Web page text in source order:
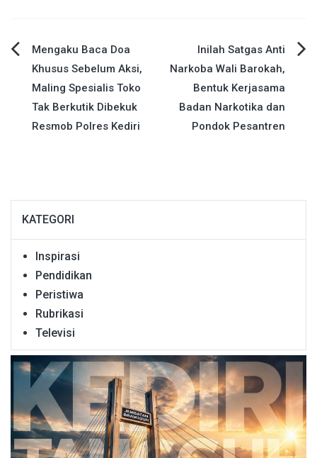
Navigasi
pos
Mengaku Baca Doa
Khusus Sebelum Aksi,
Maling Spesialis Toko
Tak Berkutik Dibekuk
Resmob Polres Kediri
Inilah Satgas Anti
Narkoba Wali Barokah,
Bentuk Kerjasama
Badan Narkotika dan
Pondok Pesantren
KATEGORI
Inspirasi
Pendidikan
Peristiwa
Rubrikasi
Televisi